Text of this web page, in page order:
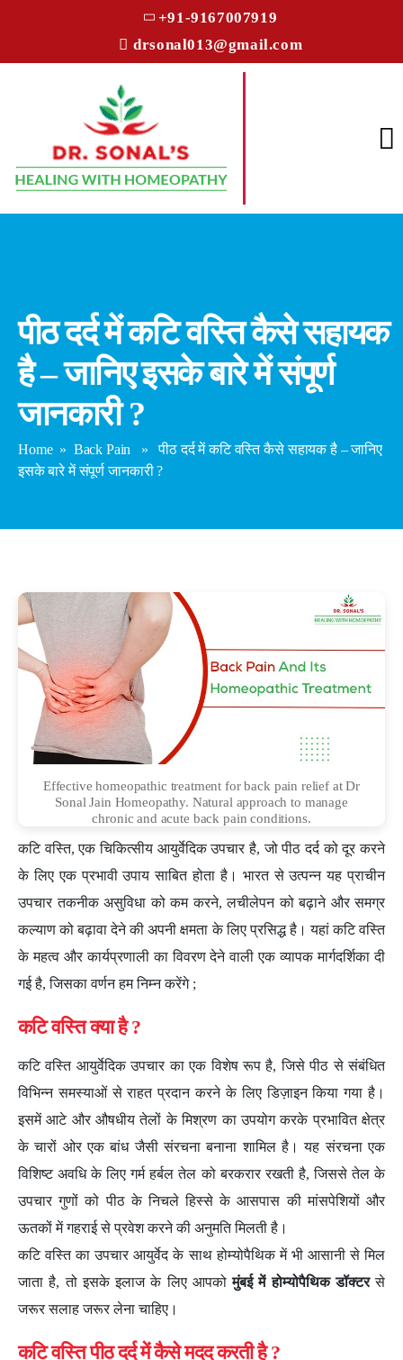
+91-9167007919
drsonal013@gmail.com
पीठ दर्द में कटि वस्ति कैसे सहायक
है – जानिए इसके बारे में संपूर्ण
जानकारी ?
Home» Back Pain » पीठ दर्द में कटि वस्ति कैसे सहायक है – जानिए
इसके बारे में संपूर्ण जानकारी ?
Effective homeopathic treatment for back pain relief at Dr
Sonal Jain Homeopathy. Natural approach to manage
chronic and acute back pain conditions.
कटि वस्ति, एक चिकित्सीय आयुर्वेदिक उपचार है, जो पीठ दर्द को दूर करने
के लिए एक प्रभावी उपाय साबित होता है। भारत से उत्पन्न यह प्राचीन
उपचार तकनीक असुविधा को कम करने, लचीलेपन को बढ़ाने और समग्र
कल्याण को बढ़ावा देने की अपनी क्षमता के लिए प्रसिद्ध है। यहां कटि वस्ति
के महत्व और कार्यप्रणाली का विवरण देने वाली एक व्यापक मार्गदर्शिका दी
गई है, जिसका वर्णन हम निम्न करेंगे ;
कटि वस्ति क्या है ?
कटि वस्ति आयुर्वेदिक उपचार का एक विशेष रूप है, जिसे पीठ से संबंधित
विभिन्न समस्याओं से राहत प्रदान करने के लिए डिज़ाइन किया गया है।
इसमें आटे और औषधीय तेलों के मिश्रण का उपयोग करके प्रभावित क्षेत्र
के चारों ओर एक बांध जैसी संरचना बनाना शामिल है। यह संरचना एक
विशिष्ट अवधि के लिए गर्म हर्बल तेल को बरकरार रखती है, जिससे तेल के
उपचार गुणों को पीठ के निचले हिस्से के आसपास की मांसपेशियों और
ऊतकों में गहराई से प्रवेश करने की अनुमति मिलती है।
कटि वस्ति का उपचार आयुर्वेद के साथ होम्योपैथिक में भी आसानी से मिल
जाता है, तो इसके इलाज के लिए आपकोमुंबई में होम्योपैथिक डॉक्टरसे
जरूर सलाह जरूर लेना चाहिए।
कटि वस्ति पीठ दर्द में कैसे मदद करती है ?